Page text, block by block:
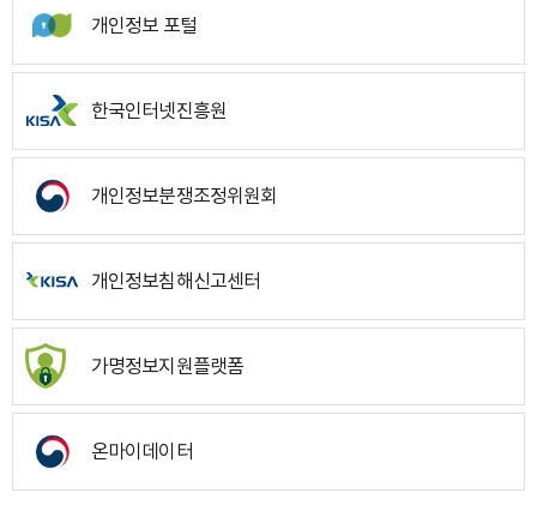
개인정보 포털
한국인터넷진흥원
개인정보분쟁조정위원회
개인정보침해신고센터
가명정보지원플랫폼
온마이데이터